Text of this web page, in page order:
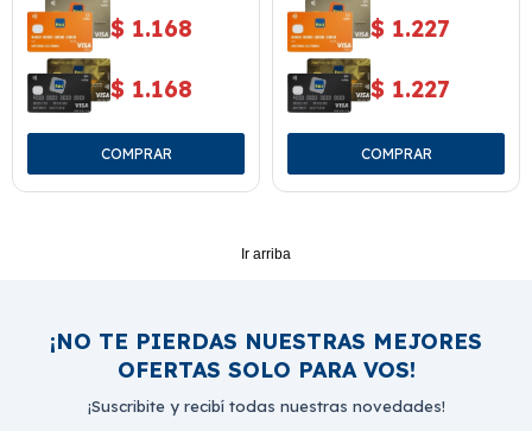
$ 1.168
$ 1.168
$ 1.227
$ 1.227
Ir arriba
¡NO TE PIERDAS NUESTRAS MEJORES
OFERTAS SOLO PARA VOS!
¡Suscribite y recibí todas nuestras novedades!